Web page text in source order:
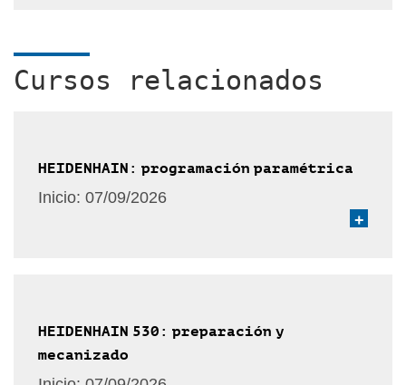
Cursos relacionados
HEIDENHAIN: programación paramétrica
Inicio: 07/09/2026
+
HEIDENHAIN 530: preparación y
mecanizado